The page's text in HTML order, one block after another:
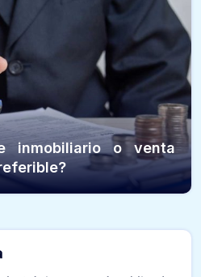
inmobiliario o venta